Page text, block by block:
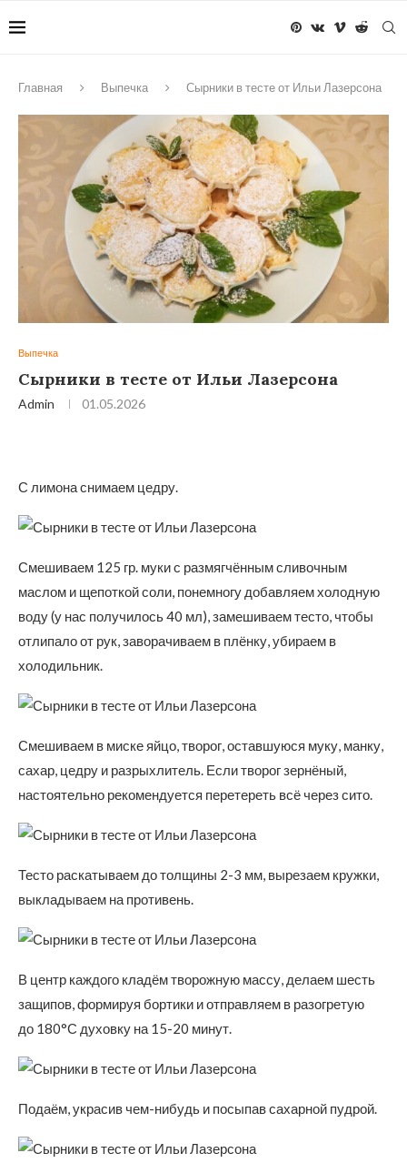
Главная Выпечка Сырники в тесте от Ильи Лазерсона
Выпечка
Сырники в тесте от Ильи Лазерсона
Admin 01.05.2026
С лимона снимаем цедру.
Смешиваем 125 гр. муки с размягчённым сливочным
маслом и щепоткой соли, понемногу добавляем холодную
воду (у нас получилось 40 мл), замешиваем тесто, чтобы
отлипало от рук, заворачиваем в плёнку, убираем в
холодильник.
Смешиваем в миске яйцо, творог, оставшуюся муку, манку,
сахар, цедру и разрыхлитель. Если творог зернёный,
настоятельно рекомендуется перетереть всё через сито.
Тесто раскатываем до толщины 2-3 мм, вырезаем кружки,
выкладываем на противень.
В центр каждого кладём творожную массу, делаем шесть
защипов, формируя бортики и отправляем в разогретую
до 180°С духовку на 15-20 минут.
Подаём, украсив чем-нибудь и посыпав сахарной пудрой.